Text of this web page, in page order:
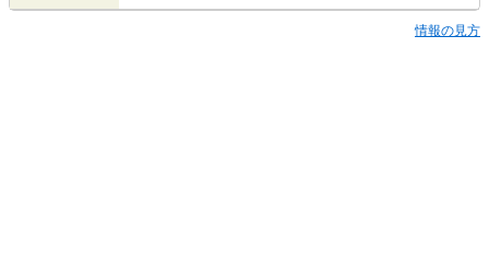
情報の見方